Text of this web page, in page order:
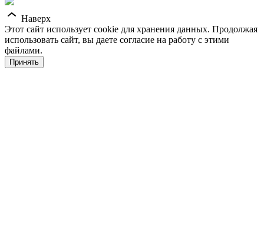
Наверх
Этот сайт использует cookie для хранения данных. Продолжая
использовать сайт, вы даете согласие на работу с этими
файлами.
Принять